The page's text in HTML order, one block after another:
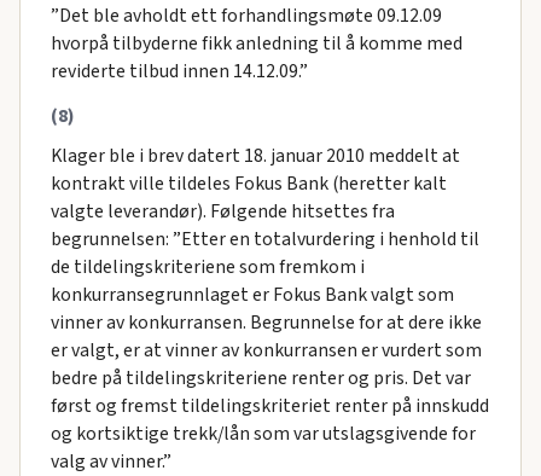
”Det ble avholdt ett forhandlingsmøte 09.12.09
hvorpå tilbyderne fikk anledning til å komme med
reviderte tilbud innen 14.12.09.”
(8)
Klager ble i brev datert 18. januar 2010 meddelt at
kontrakt ville tildeles Fokus Bank (heretter kalt
valgte leverandør). Følgende hitsettes fra
begrunnelsen: ”Etter en totalvurdering i henhold til
de tildelingskriteriene som fremkom i
konkurransegrunnlaget er Fokus Bank valgt som
vinner av konkurransen. Begrunnelse for at dere ikke
er valgt, er at vinner av konkurransen er vurdert som
bedre på tildelingskriteriene renter og pris. Det var
først og fremst tildelingskriteriet renter på innskudd
og kortsiktige trekk/lån som var utslagsgivende for
valg av vinner.”